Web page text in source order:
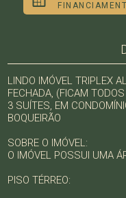
LINDO IMÓVEL TRIPLEX
FECHADA, (FICAM
3 SUÍTES, EM
BOQUEIRÃO
SOBRE O IMÓVEL:
O IMÓVEL POSSUI UMA
PISO TÉRREO: